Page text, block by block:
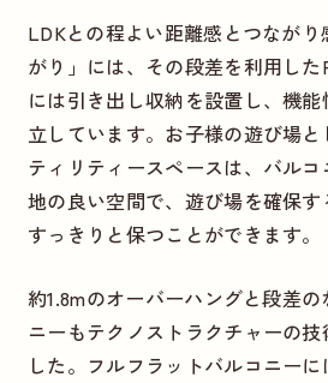
LDKとの程よい距離感とつなが
がり」には、その段差を利用し
には引き出し収納を設置し、機
立しています。お子様の遊び場
ティリティースペースは、バル
地の良い空間で、遊び場を確保
すっきりと保つことができます。
約1.8mのオーバーハングと段差
ニーもテクノストラクチャーの
した。フルフラットバルコニー